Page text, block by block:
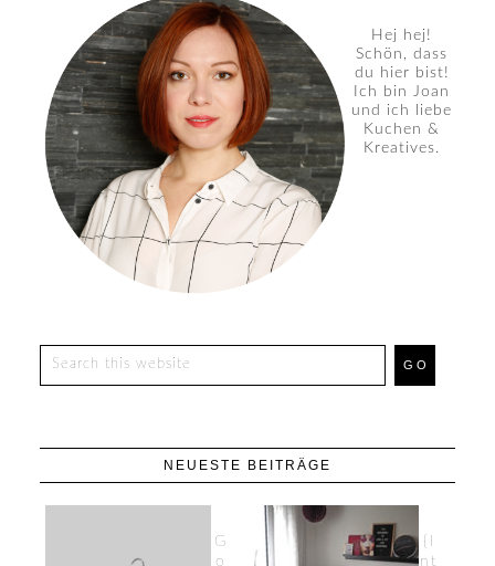
Hej hej!
Schön, dass
du hier bist!
Ich bin Joan
und ich liebe
Kuchen &
Kreatives.
NEUESTE BEITRÄGE
G
o
nt